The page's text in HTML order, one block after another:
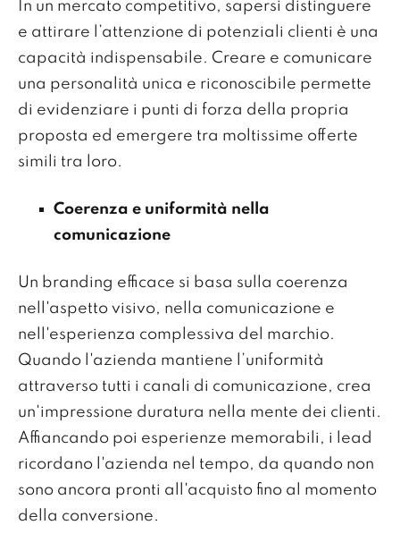
In un mercato competitivo, sapersi distinguere
e attirare l’attenzione di potenziali clienti è una
capacità indispensabile. Creare e comunicare
una personalità unica e riconoscibile permette
di evidenziare i punti di forza della propria
proposta ed emergere tra moltissime offerte
simili tra loro.
Coerenza e uniformità nella
comunicazione
Un branding efficace si basa sulla coerenza
nell'aspetto visivo, nella comunicazione e
nell'esperienza complessiva del marchio.
Quando l'azienda mantiene l’uniformità
attraverso tutti i canali di comunicazione, crea
un'impressione duratura nella mente dei clienti.
Affiancando poi esperienze memorabili, i lead
ricordano l'azienda nel tempo, da quando non
sono ancora pronti all'acquisto fino al momento
della conversione.